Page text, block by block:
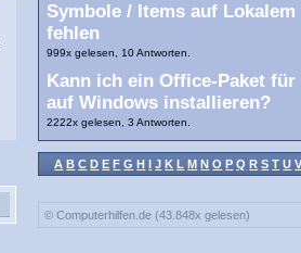
Symbole / Items auf
fehlen
999x gelesen, 10 Antworten.
Kann ich ein Office-Paket für
auf Windows installieren?
2222x gelesen, 3 Antworten.
A B C D E F G H I J K L M N O P Q R S T U V
© Computerhilfen.de (43.848x gelesen)